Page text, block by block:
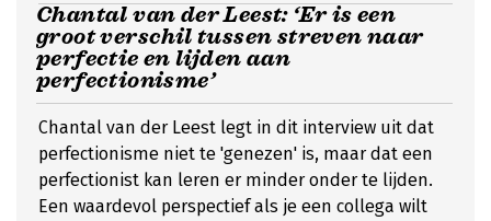
Chantal van der Leest: ‘Er is een
groot verschil tussen streven naar
perfectie en lijden aan
perfectionisme’
Chantal van der Leest legt in dit interview uit dat
perfectionisme niet te 'genezen' is, maar dat een
perfectionist kan leren er minder onder te lijden.
Een waardevol perspectief als je een collega wilt